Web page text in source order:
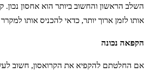
השלב הראשון והחשוב ביותר הוא אחסון
אותו לזמן ארוך יותר, כדאי להכניס אותו
הקפאה נכונה
אם החלטתם להקפיא את הקרואסון, חשוב